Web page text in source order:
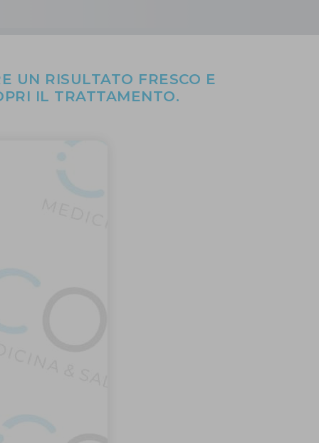
UN RISULTATO FRESCO E
IL TRATTAMENTO.